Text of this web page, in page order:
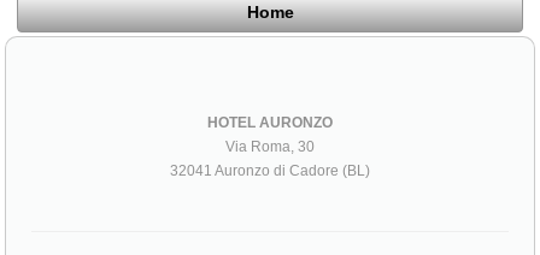
Home
HOTEL AURONZO
Via Roma, 30
32041 Auronzo di Cadore (BL)